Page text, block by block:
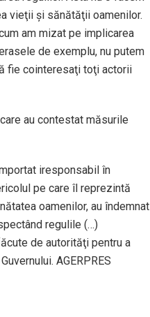
vieţii şi sănătăţii oamenilor.
am mizat pe implicarea
de exemplu, nu putem
fie cointeresaţi toţi actorii
au contestat măsurile
iresponsabil în
pe care îl reprezintă
oamenilor, au îndemnat
regulile (…)
de autorităţi pentru a
AGERPRES